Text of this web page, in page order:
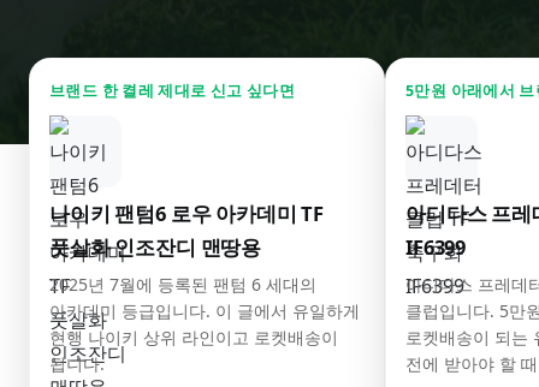
브랜드 한 켤레 제대로 신고 싶다면
나이키 팬텀6 로우 아카데미 TF
풋살화 인조잔디 맨땅용
2025년 7월에 등록된 팬텀 6 세대의
아카데미 등급입니다. 이 글에서 유일하게
현행 나이키 상위 라인이고 로켓배송이
됩니다.
5만원 아래에서
아디다스 프레
IF6399
아디다스 프레데
클럽입니다. 5만
로켓배송이 되는
전에 받아야 할